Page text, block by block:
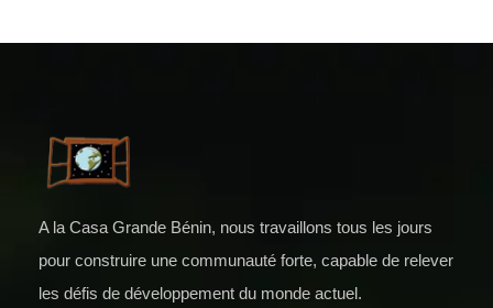
A la Casa Grande Bénin, nous travaillons tous les jours
pour construire une communauté forte, capable de relever
les défis de développement du monde actuel.